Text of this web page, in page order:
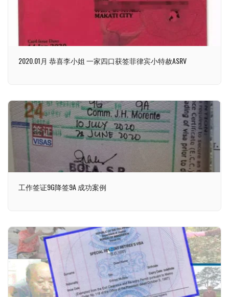
2020.01月 恭喜李小姐 一家四口获签菲律宾小特赦ASRV
工作签证9G降签9A 成功案例